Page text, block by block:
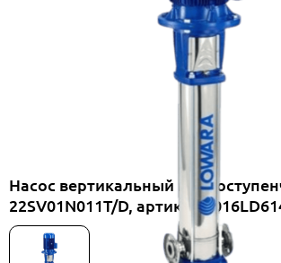
Насос вертикальный
22SV01N011T/D, артикул